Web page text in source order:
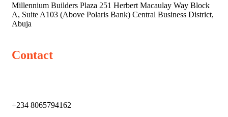
Millennium Builders Plaza 251 Herbert Macaulay Way Block
A, Suite A103 (Above Polaris Bank) Central Business District,
Abuja
Contact
+234 8065794162